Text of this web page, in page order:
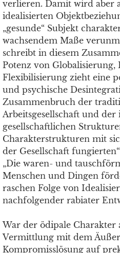
verlieren. Damit wird aber
idealisierten
„gesunde“ Subjekt
wachsendem Maße
schreibt in diesem
Potenz von
Flexibilisierung zieht eine
und psychische
Zusammenbruch der
Arbeitsgesellschaft und der
gesellschaftlichen
Charakterstrukturen mit
der Gesellschaft
„Die waren- und
Menschen und Dingen
raschen Folge von
nachfolgender rabiater
War der ödipale Charakter
Vermittlung mit dem
Kompromisslösung auf